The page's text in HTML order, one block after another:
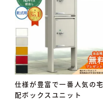
仕様が豊富で一番人気の宅
配ボックスユニット